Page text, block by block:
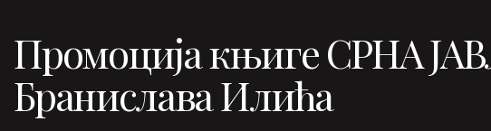
Промоција књиге СРНА
Бранислава Илића